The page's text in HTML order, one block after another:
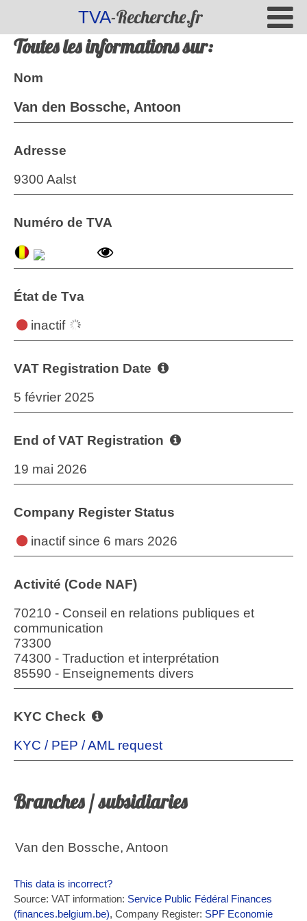
TVA-Recherche.fr
Toutes les informations sur:
Nom
Van den Bossche, Antoon
Adresse
9300 Aalst
Numéro de TVA
État de Tva
inactif
VAT Registration Date
5 février 2025
End of VAT Registration
19 mai 2026
Company Register Status
inactifsince 6 mars 2026
Activité (Code NAF)
70210 - Conseil en relations publiques et
communication
73300
74300 - Traduction et interprétation
85590 - Enseignements divers
KYC Check
KYC / PEP / AML request
Branches / subsidiaries
Van den Bossche, Antoon
This data is incorrect?
Source: VAT information: Service Public Fédéral Finances
(finances.belgium.be), Company Register: SPF Economie